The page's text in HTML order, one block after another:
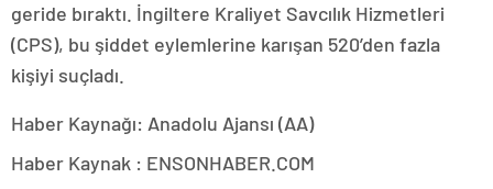
geride bıraktı. İngiltere Kraliyet Savcılık Hizmetleri
(CPS), bu şiddet eylemlerine karışan 520’den fazla
kişiyi suçladı.
Haber Kaynağı: Anadolu Ajansı (AA)
Haber Kaynak : ENSONHABER.COM